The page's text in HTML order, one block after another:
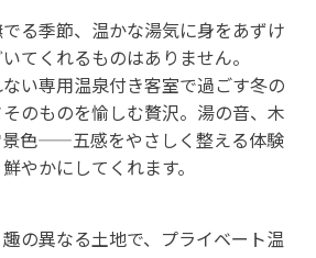
る季節、温かな湯気に身をあずけ
てくれるものはありません。
い専用温泉付き客室で過ごす冬の
のものを愉しむ贅沢。湯の音、木
景色——五感をやさしく整える体験
やかにしてくれます。
の異なる土地で、プライベート温